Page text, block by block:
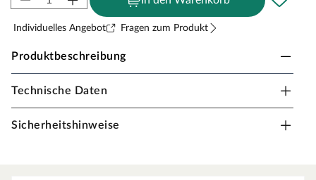
Individuelles Angebot Fragen zum Produkt
Produktbeschreibung
SAICOS Colorwachs
Technische Daten
Sicherheitshinweise